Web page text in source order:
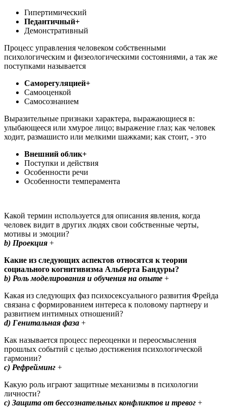
Гипертимический
Педантичный+
Демонстративный
Процесс управления человеком собственными
психологическим и физеологическими состояниями, а так же
поступками называется
Саморегуляцией+
Самооценкой
Самосознанием
Выразительные признаки характера, выражающиеся в:
улыбающееся или хмурое лицо; выражение глаз; как человек
ходит, размашисто или мелкими шажками; как стоит, - это
Внешний облик+
Поступки и действия
Особенности речи
Особенности темперамента
Какой термин используется для описания явления, когда
человек видит в других людях свои собственные черты,
мотивы и эмоции?
b) Проекция +
Какие из следующих аспектов относятся к теории
социального когнитивизма Альберта Бандуры?
b) Роль моделирования и обучения на опыте + ​
Какая из следующих фаз психосексуального развития Фрейда
связана с формированием интереса к половому партнеру и
развитием интимных отношений?
d) Генитальная фаза +
Как называется процесс переоценки и переосмысления
прошлых событий с целью достижения психологической
гармонии?
c) Рефрейминг + ​
Какую роль играют защитные механизмы в психологии
личности?
c) Защита от бессознательных конфликтов и тревог +